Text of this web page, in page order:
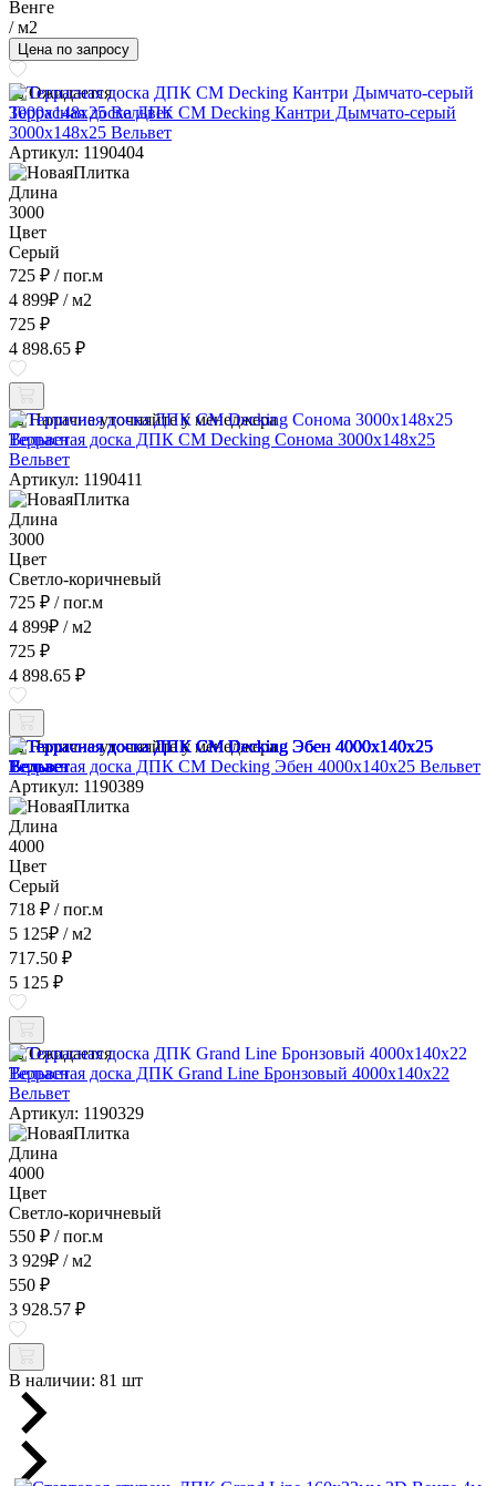
Венге
/ м2
Цена по запросу
Ожидается
Террасная доска ДПК CM Decking Кантри Дымчато-серый
3000x148x25 Вельвет
Артикул: 1190404
Длина
3000
Цвет
Серый
725 ₽ / пог.м
4 899₽ / м2
725 ₽
4 898.65 ₽
Наличие уточняйте у менеджера
Террасная доска ДПК CM Decking Сонома 3000x148x25
Вельвет
Артикул: 1190411
Длина
3000
Цвет
Светло-коричневый
725 ₽ / пог.м
4 899₽ / м2
725 ₽
4 898.65 ₽
Наличие уточняйте у менеджера
Террасная доска ДПК CM Decking Эбен 4000x140x25 Вельвет
Артикул: 1190389
Длина
4000
Цвет
Серый
718 ₽ / пог.м
5 125₽ / м2
717.50 ₽
5 125 ₽
Ожидается
Террасная доска ДПК Grand Line Бронзовый 4000x140x22
Вельвет
Артикул: 1190329
Длина
4000
Цвет
Светло-коричневый
550 ₽ / пог.м
3 929₽ / м2
550 ₽
3 928.57 ₽
В наличии: 81 шт